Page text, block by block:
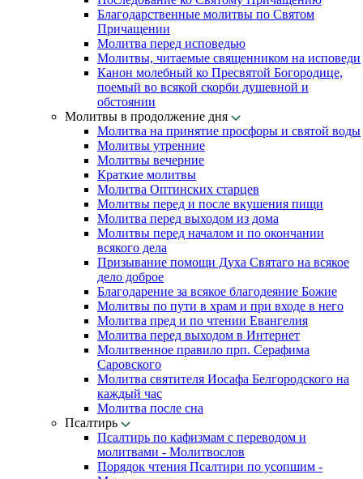
Благодарственные молитвы по Святом
Причащении
Молитва перед исповедью
Молитвы, читаемые священником на исповеди
Канон молебный ко Пресвятой Богородице,
поемый во всякой скорби душевной и
обстоянии
Молитвы в продолжение дня
Молитва на принятие просфоры и святой воды
Молитвы утренние
Молитвы вечерние
Краткие молитвы
Молитва Оптинских старцев
Молитвы перед и после вкушения пищи
Молитва перед выходом из дома
Молитвы перед началом и по окончании
всякого дела
Призывание помощи Духа Святаго на всякое
дело доброе
Благодарение за всякое благодеяние Божие
Молитвы по пути в храм и при входе в него
Молитва пред и по чтении Евангелия
Молитва перед выходом в Интернет
Молитвенное правило прп. Серафима
Саровского
Молитва святителя Иосафа Белгородского на
каждый час
Молитва после сна
Псалтирь
Псалтирь по кафизмам с переводом и
молитвами - Молитвослов
Порядок чтения Псалтири по усопшим -